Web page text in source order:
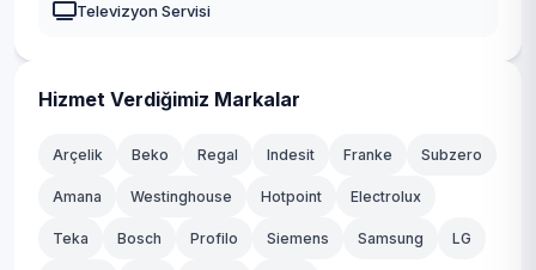
Kağıthane
Kartal
Küçükçekmece
Televizyon Servisi
Hizmet Verdiğimiz Markalar
Arçelik Beko Regal Indesit Franke Subzero
Amana Westinghouse Hotpoint Electrolux
Teka Bosch Profilo Siemens Samsung LG